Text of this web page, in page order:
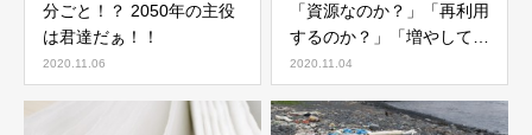
分ごと！？ 2050年の主役
は君達だぁ！！
2020.11.06
「資源なのか？」「再利用
するのか？」「増やしては
いけないのか？」
2020.11.04